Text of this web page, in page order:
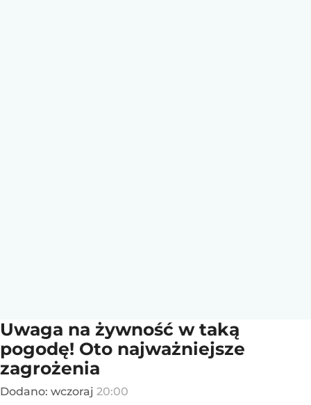
Uwaga na żywność w taką
pogodę! Oto najważniejsze
zagrożenia
Dodano: wczoraj 20:00